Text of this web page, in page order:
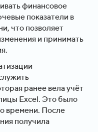
финансовое
показатели в
что позволяет
и принимать
ранее вела учёт
Excel. Это было
времени. После
получила